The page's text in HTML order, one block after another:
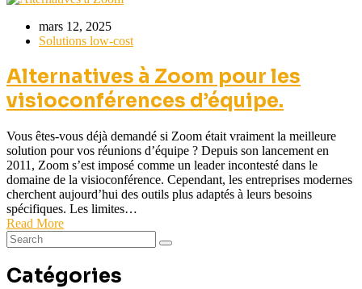
mars 12, 2025
Solutions low-cost
Alternatives à Zoom pour les
visioconférences d’équipe.
Vous êtes-vous déjà demandé si Zoom était vraiment la meilleure
solution pour vos réunions d’équipe ? Depuis son lancement en
2011, Zoom s’est imposé comme un leader incontesté dans le
domaine de la visioconférence. Cependant, les entreprises modernes
cherchent aujourd’hui des outils plus adaptés à leurs besoins
spécifiques. Les limites…
Read More
Catégories